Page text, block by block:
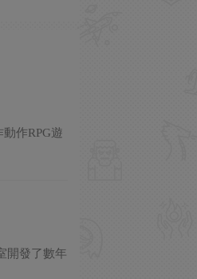
作RPG遊
開發了數年